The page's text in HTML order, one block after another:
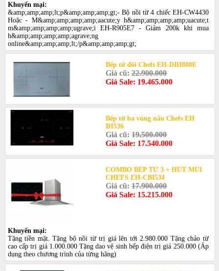
Khuyến mại:
&amp;amp;amp;lt;p&amp;amp;amp;gt;- Bộ nồi từ 4 chiếc EH-CW4430
Hoặc - M&amp;amp;amp;amp;aacute;y h&amp;amp;amp;amp;uacute;t
m&amp;amp;amp;amp;ugrave;i EH-R905E7 - Giảm 200k khi mua
h&amp;amp;amp;amp;agrave;ng
online&amp;amp;amp;lt;/p&amp;amp;amp;gt;
Bếp từ đôi Chefs EH-DIH888E
Giá cũ:22.900.000
Giá Sale: 19.465.000
Bếp từ ba vùng nấu Chefs EH
IH536
Giá cũ:19.500.000
Giá Sale: 17.540.000
COMBO BẾP TỪ 3 + HÚT MÙI
CHEFS EH-CBI534
Giá cũ:17.900.000
Giá Sale: 15.215.000
Khuyến mại:
Tặng tiền mặt. Tặng bộ nồi từ trị giá lên tới 2.980.000 Tặng chảo từ
cao cấp trị giá 1.000.000 Tặng dao vệ sinh bếp điện trị giá 250.000 (Áp
dụng theo chương trình của từng hãng)